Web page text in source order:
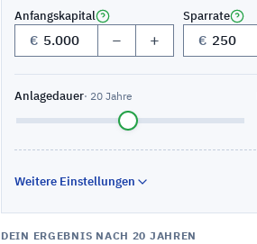
Anfangskapital
€ − +
Sparrate
€
Anlagedauer· 20 Jahre
Weitere Einstellungen
DEIN ERGEBNIS NACH 20 JAHREN